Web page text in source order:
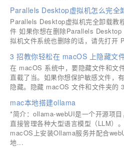
Parallels Desktop虚拟机完全卸载教
件 如果你想在删除Parallels Desktop
拟机文件系统也删除的话，请先打开
3 招教你轻松在 macOS 上隐藏文
在 macOS 系统中，要隐藏文件和文
直截了当。如果你想保护敏感文件，
隐藏。隐藏 macOS 文件和文件夹的
mac本地搭建ollama
*简介：ollama-webUI是一个开源项
直接管理各种大型语言模型（LLM）
macOS上安装Ollama服务并配合
地...